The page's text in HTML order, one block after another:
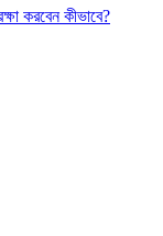
করবেন কীভাবে?